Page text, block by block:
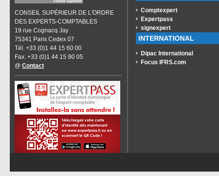
CONSEIL SUPÉRIEUR DE L'ORDRE
DES EXPERTS-COMPTABLES
19 rue Cognacq Jay
75341 Paris Cedex 07
Tél. +33 (0)1 44 15 60 00
Fax. +33 (0)1 44 15 90 05
@ Contact
Comptexpert
Expertpass
signexpert
INTERNATIONAL
Dipac International
Focus IFRS.com